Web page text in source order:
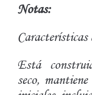
Notas:
Está
seco,